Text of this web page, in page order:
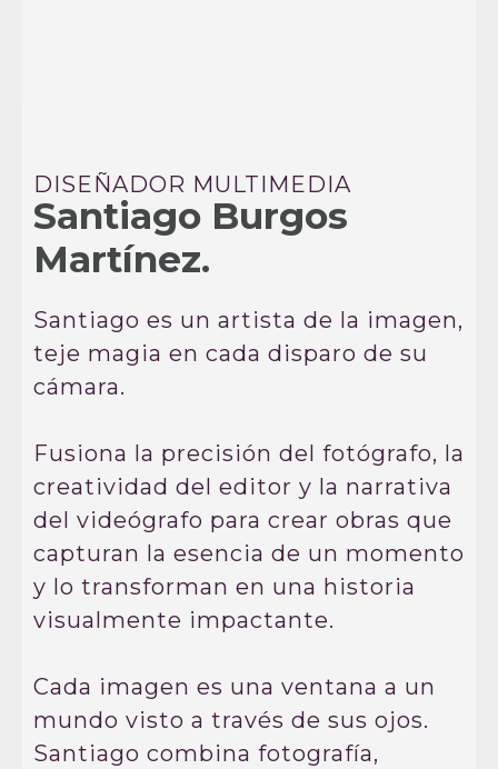
Santiago es un artista de la imagen,
teje magia en cada disparo de su
cámara.
Fusiona la precisión del fotógrafo, la
creatividad del editor y la narrativa
del videógrafo para crear obras que
capturan la esencia de un momento
y lo transforman en una historia
visualmente impactante.
Cada imagen es una ventana a un
mundo visto a través de sus ojos.
Santiago combina fotografía,
Santiago Burgos
Martínez.
DISEÑADOR MULTIMEDIA